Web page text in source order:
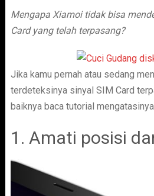
Mengapa Xiamoi tidak bisa
Card yang telah terpasang?
Jika kamu pernah atau sedang
terdeteksinya sinyal SIM Card
baiknya baca tutorial
1. Amati posisi